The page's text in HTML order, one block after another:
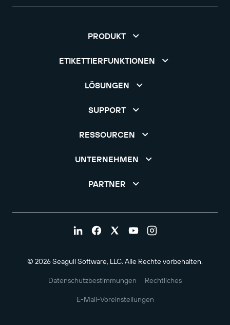
PRODUKT
ETIKETTIERFUNKTIONEN
LÖSUNGEN
SUPPORT
RESSOURCEN
UNTERNEHMEN
PARTNER
© 2026 Seagull Software, LLC. Alle Rechte vorbehalten.
Datenschutzbestimmungen Rechtliches
E-Mail-Voreinstellungen